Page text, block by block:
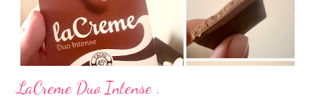
um agente antifúngico sintético para tratamento dermatológico
...
LaCreme Duo Intense .